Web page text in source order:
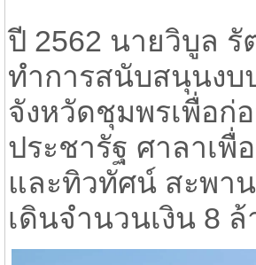
ปี 2562 นายวิบูล
ทำการสนับสนุนง
จังหวัดชุมพรเพื่อก่
ประชารัฐ ศาลาเพื่
และทิวทัศน์ สะพา
เดินจำนวนเงิน 8